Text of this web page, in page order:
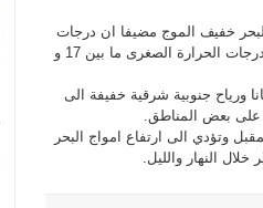
خفيف الموج مضيفا ان درجات
الحرارة العظمى المتوقعة ستتراوح ما بين 30 و 33 درجة مئوية في حين تتراوح درجات الحرارة الصغرى ما بين 17 و
ورياح جنوبية شرقية خفيفة الى
على بعض المناطق.
وتؤدي الى ارتفاع امواج البحر
النهار والليل.